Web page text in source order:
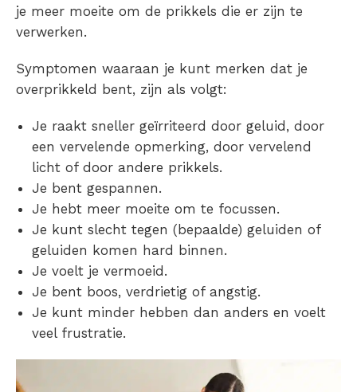
je meer moeite om de prikkels die er zijn te
verwerken.
Symptomen waaraan je kunt merken dat je
overprikkeld bent, zijn als volgt:
Je raakt sneller geïrriteerd door geluid, door
een vervelende opmerking, door vervelend
licht of door andere prikkels.
Je bent gespannen.
Je hebt meer moeite om te focussen.
Je kunt slecht tegen (bepaalde) geluiden of
geluiden komen hard binnen.
Je voelt je vermoeid.
Je bent boos, verdrietig of angstig.
Je kunt minder hebben dan anders en voelt
veel frustratie.